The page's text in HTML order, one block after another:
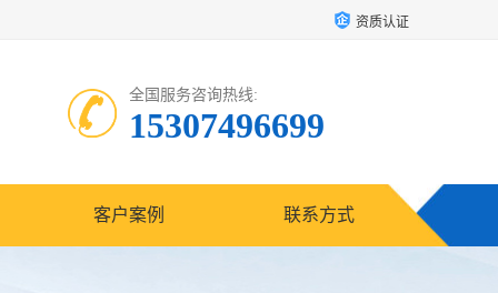
资质认证
全国服务咨询热线:
15307496699
客户案例 联系方式